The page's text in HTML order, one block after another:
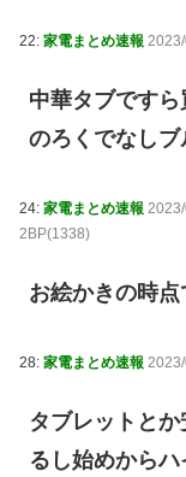
22: 家電まとめ速報
中華タブです
のろくでなし
24: 家電まとめ速報
2BP(1338)
お絵かきの時
28: 家電まとめ速報
タブレットと
るし始めから